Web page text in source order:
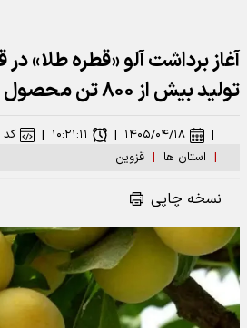
آغاز برداشت آلو «قطره طلا»
تولید بیش از ۸۰۰ تن محصول
| استان ها | قزوین
| ۱۴۰۵/۰۴/۱۸ | ۱۰:۲۱:۱۱ | کد
نسخه چاپی